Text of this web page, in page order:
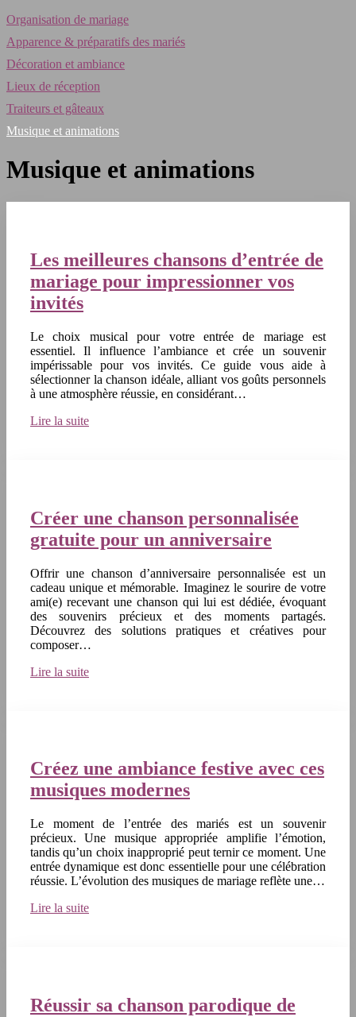
Organisation de mariage
Apparence & préparatifs des mariés
Décoration et ambiance
Lieux de réception
Traiteurs et gâteaux
Musique et animations
Musique et animations
Les meilleures chansons d’entrée de
mariage pour impressionner vos
invités
Le choix musical pour votre entrée de mariage est
essentiel. Il influence l’ambiance et crée un souvenir
impérissable pour vos invités. Ce guide vous aide à
sélectionner la chanson idéale, alliant vos goûts personnels
à une atmosphère réussie, en considérant…
Lire la suite
Créer une chanson personnalisée
gratuite pour un anniversaire
Offrir une chanson d’anniversaire personnalisée est un
cadeau unique et mémorable. Imaginez le sourire de votre
ami(e) recevant une chanson qui lui est dédiée, évoquant
des souvenirs précieux et des moments partagés.
Découvrez des solutions pratiques et créatives pour
composer…
Lire la suite
Créez une ambiance festive avec ces
musiques modernes
Le moment de l’entrée des mariés est un souvenir
précieux. Une musique appropriée amplifie l’émotion,
tandis qu’un choix inapproprié peut ternir ce moment. Une
entrée dynamique est donc essentielle pour une célébration
réussie. L’évolution des musiques de mariage reflète une…
Lire la suite
Réussir sa chanson parodique de